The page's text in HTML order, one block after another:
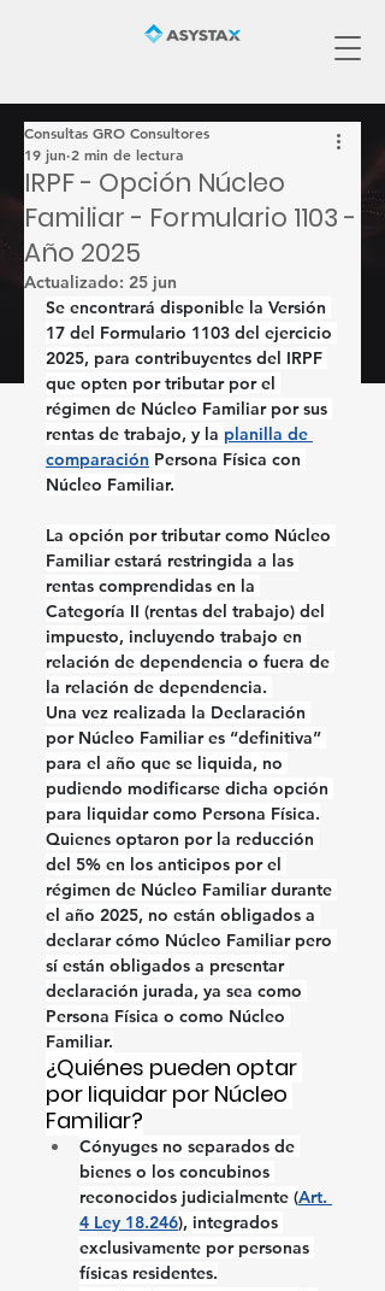
IRPF - Opción Núcleo
Familiar - Formulario 1103 -
Año 2025
Consultas GRO Consultores
19 jun 2 min de lectura
Actualizado: 25 jun
Se encontrará disponible la Versión
17 del Formulario 1103 del ejercicio
2025, para contribuyentes del IRPF
que opten por tributar por el
régimen de Núcleo Familiar por sus
rentas de trabajo, y la planilla de
comparación Persona Física con
Núcleo Familiar.
La opción por tributar como Núcleo
Familiar estará restringida a las
rentas comprendidas en la
Categoría II (rentas del trabajo) del
impuesto, incluyendo trabajo en
relación de dependencia o fuera de
la relación de dependencia.
Una vez realizada la Declaración
por Núcleo Familiar es “definitiva”
para el año que se liquida, no
pudiendo modificarse dicha opción
para liquidar como Persona Física.
Quienes optaron por la reducción
del 5% en los anticipos por el
régimen de Núcleo Familiar durante
el año 2025, no están obligados a
declarar cómo Núcleo Familiar pero
sí están obligados a presentar
declaración jurada, ya sea como
Persona Física o como Núcleo
Familiar.
¿Quiénes pueden optar
por liquidar por Núcleo
Familiar?
Cónyuges no separados de
bienes o los concubinos
reconocidos judicialmente (Art.
4 Ley 18.246), integrados
exclusivamente por personas
físicas residentes.